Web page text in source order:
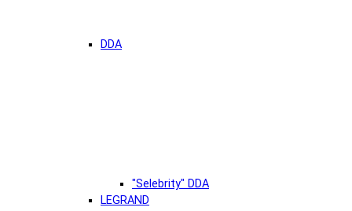
DDA
"Selebrity" DDA
LEGRAND